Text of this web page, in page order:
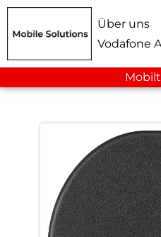
Über uns
Vodafone